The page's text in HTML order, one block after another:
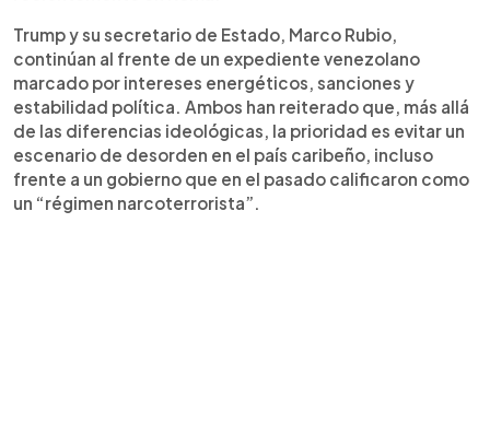
Trump y su secretario de Estado, Marco Rubio,
continúan al frente de un expediente venezolano
marcado por intereses energéticos, sanciones y
estabilidad política. Ambos han reiterado que, más allá
de las diferencias ideológicas, la prioridad es evitar un
escenario de desorden en el país caribeño, incluso
frente a un gobierno que en el pasado calificaron como
un “régimen narcoterrorista”.